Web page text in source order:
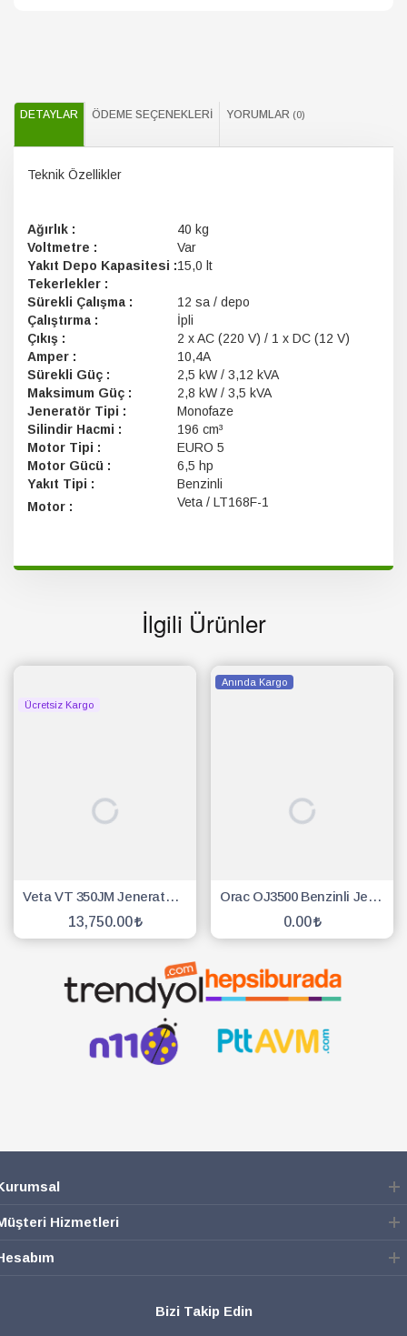
DETAYLAR ÖDEME SEÇENEKLERI YORUMLAR (0)
Teknik Özellikler
Ağırlık :
40 kg
Voltmetre :
Var
Yakıt Depo Kapasitesi :15,0 lt
Tekerlekler :
Sürekli Çalışma :
12 sa / depo
Çalıştırma :
İpli
Çıkış :
2 x AC (220 V) / 1 x DC (12 V)
Amper :
10,4A
Sürekli Güç :
2,5 kW / 3,12 kVA
Maksimum Güç :
2,8 kW / 3,5 kVA
Jeneratör Tipi :
Monofaze
Silindir Hacmi :
196 cm³
Motor Tipi :
EURO 5
Motor Gücü :
6,5 hp
Yakıt Tipi :
Benzinli
Motor :
Veta / LT168F-1
İlgili Ürünler
Ücretsiz Kargo
Veta VT 350JM Jeneratör 2.8 Kw - 3,5 Kw Marşlı-İpli Benzinli
13,750.00
Anında Kargo
Orac OJ3500 Benzinli Jeneratör İpli
0.00
Hizmetleri
Bizi Takip Edin